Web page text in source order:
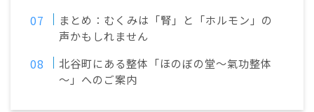
まとめ：むくみは「腎」と「ホルモン」の
声かもしれません
北谷町にある整体「ほのぼの堂～氣功整体
～」へのご案内